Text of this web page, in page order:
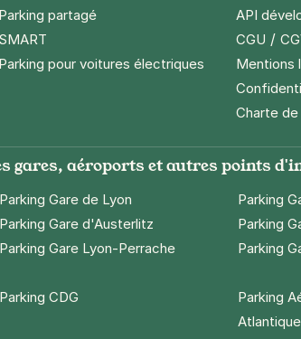
Parking partagé
SMART
Parking pour voitures électriques
API
CGU /
Mentions
Charte
gares, aéroports et autres points
Parking Gare de Lyon Parking
Parking Gare d'Austerlitz Parking
Parking Gare Lyon-Perrache Parking
Parking CDG
Parking
Atlantique